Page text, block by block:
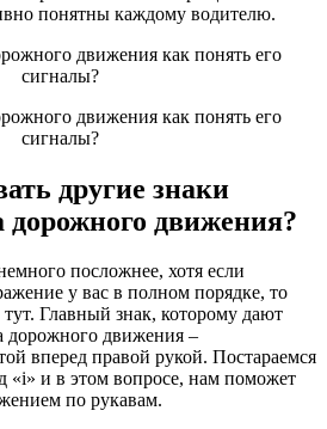
понятны каждому водителю.
другие знаки
дорожного движения?
посложнее, хотя если
у вас в полном порядке, то
Главный знак, которому дают
дорожного движения –
вперед правой рукой. Постараемся
«i» и в этом вопросе, нам поможет
по рукавам.